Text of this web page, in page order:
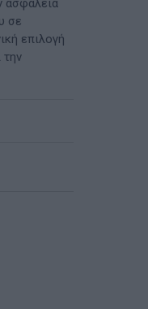
ασφάλεια
σε
επιλογή
την